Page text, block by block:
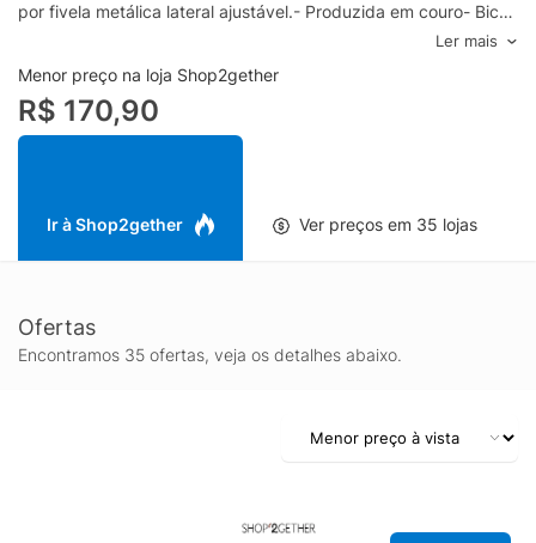
por fivela metálica lateral ajustável.- Produzida em couro- Bico
arredondado- Cabedal em tira T com aplicação metálica-
Palmilha lisa- Salto baixo- Fechamento por fivela
metálicaEspecificações & Cuidados:Material: CouroCor:
MarromMarca: Arezzo
Ler mais
Menor preço na loja Shop2gether
R$ 170,90
Ir à Shop2gether Ver preços em 35 lojas
Ofertas
Encontramos 35 ofertas, veja os detalhes abaixo.